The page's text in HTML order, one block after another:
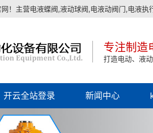
网！主营电液蝶阀,液动球阀,电液动阀门,电液执
专注制造
打造电动、液
开云全站登录 新闻中心